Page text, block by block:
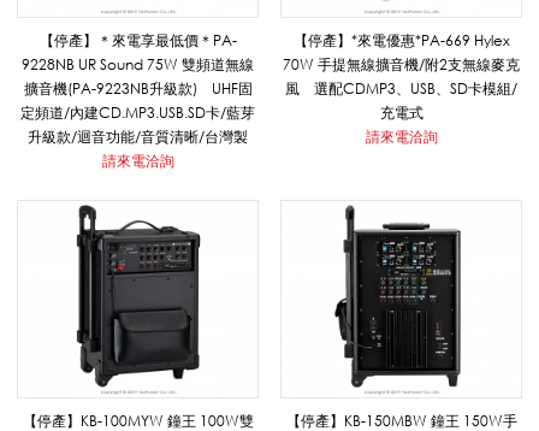
音
機
_
音
【停產】＊來電享最低價＊PA-
9228NB UR Sound 75W 雙頻道無線
擴音機(PA-9223NB升級款) UHF固
定頻道/內建CD.MP3.USB.SD卡/藍芽
升級款/迴音功能/音質清晰/台灣製
請來電洽詢
【停產】*來電優惠*PA-669 Hylex
70W 手提無線擴音機/附2支無線麥克
風 選配CDMP3、USB、SD卡模組/
充電式
請來電洽詢
【停產】KB-100MYW 鐘王 100W雙
【停產】KB-150MBW 鐘王 150W手